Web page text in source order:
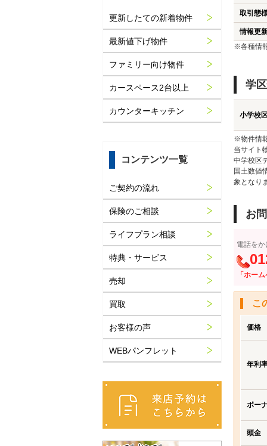
取引態
情報更
※各種情
学
小学校
※物件情
当サイト
中学校区
国土数値
象となり
お
電話を
「ホー
こ
価格
年利
ボー
頭金
更新したての新着物件
最新値下げ物件
ファミリー向け物件
カースペース2台以上
カウンターキッチン
コンテンツ一覧
ご契約の流れ
保険のご相談
ライフプラン相談
特典・サービス
売却
買取
お客様の声
WEBパンフレット